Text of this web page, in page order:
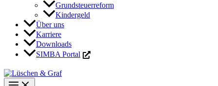
Grundsteuerreform
Kindergeld
Über uns
Karriere
Downloads
SIMBA Portal